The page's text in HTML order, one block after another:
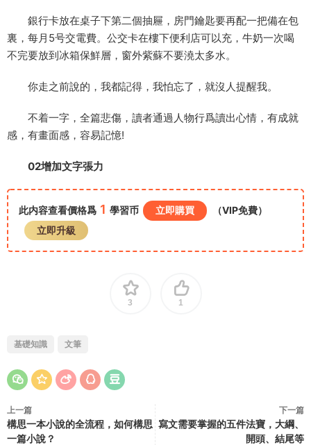
銀行卡放在桌子下第二個抽屜，房門鑰匙要再配一把備在包
裏，每月5号交電費。公交卡在樓下便利店可以充，牛奶一次喝
不完要放到冰箱保鮮層，窗外紫蘇不要澆太多水。
你走之前說的，我都記得，我怕忘了，就沒人提醒我。
不着一字，全篇悲傷，讀者通過人物行爲讀出心情，有成就
感，有畫面感，容易記憶!
02增加文字張力
此内容查看價格爲 1 學習币 立即購買
（VIP免費）
立即升級
3 1
基礎知識 文筆
上一篇
構思一本小說的全流程，如何構思
一篇小說？
下一篇
寫文需要掌握的五件法寶，大綱、
開頭、結尾等